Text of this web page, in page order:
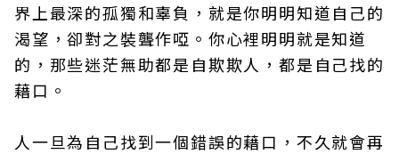
界上最深的孤獨和辜負，就是你明明知道自己的
渴望，卻對之裝聾作啞。你心裡明明就是知道
的，那些迷茫無助都是自欺欺人，都是自己找的
藉口。
人一旦為自己找到一個錯誤的藉口，不久就會再